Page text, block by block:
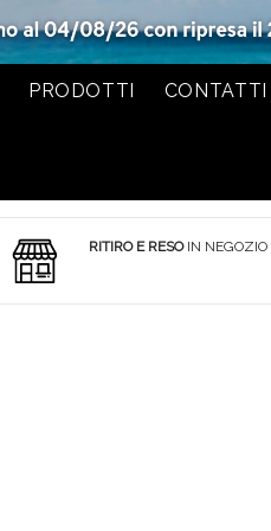
PRODOTTI CONTATTI
RITIRO E RESOIN NEGOZIO